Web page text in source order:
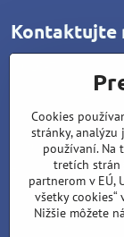
Kontaktujte
Pod dráhami 1378/
96001 Zvolen
Matúš Lipiansky:
Filip Lipiansky:
wolcat@wolcat.sk
Pondelok - Piatok :
Cookies
stránky,
používaní. Na
tretích strán
partnerom v EÚ,
všetky
Nižšie môžete